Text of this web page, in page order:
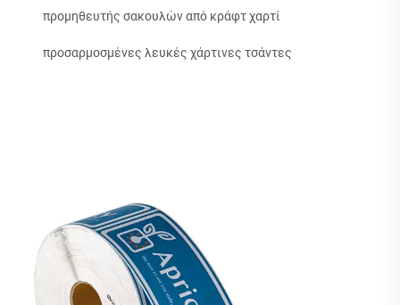
προμηθευτής σακουλών από κράφτ χαρτί
προσαρμοσμένες λευκές χάρτινες τσάντες